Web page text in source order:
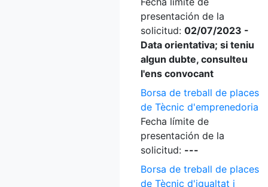
presentación de la
solicitud: 02/07/2023 -
Data orientativa; si teniu
algun dubte, consulteu
l'ens convocant
Borsa de treball de places
de Tècnic d'emprenedoria
Fecha límite de
presentación de la
solicitud: ---
Borsa de treball de places
de Tècnic d'igualtat i